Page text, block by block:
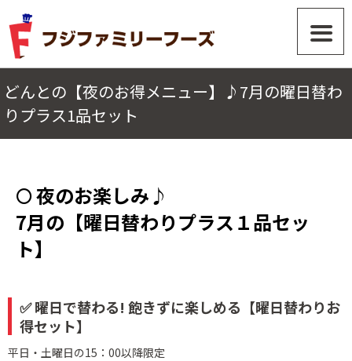
どんとの【夜のお得メニュー】♪7月の曜日替わ
りプラス1品セット
🌕 夜のお楽しみ♪
7月の【曜日替わりプラス１品セッ
ト】
✅ 曜日で替わる! 飽きずに楽しめる【曜日替わりお
得セット】
平日・土曜日の15：00以降限定